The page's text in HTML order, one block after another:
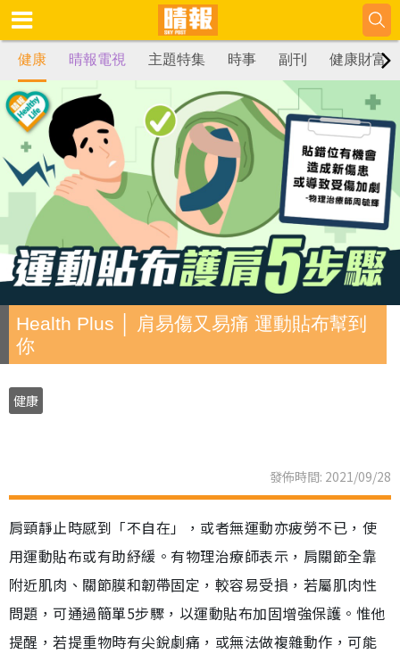
健康 晴報電視 主題特集 時事 副刊 健康財富
Health Plus │ 肩易傷又易痛 運動貼布幫到
你
健康
發佈時間: 2021/09/28
肩頸靜止時感到「不自在」，或者無運動亦疲勞不已，使
用運動貼布或有助紓緩。有物理治療師表示，肩關節全靠
附近肌肉、關節膜和韌帶固定，較容易受損，若屬肌肉性
問題，可通過簡單5步驟，以運動貼布加固增強保護。惟他
提醒，若提重物時有尖銳劇痛，或無法做複雜動作，可能